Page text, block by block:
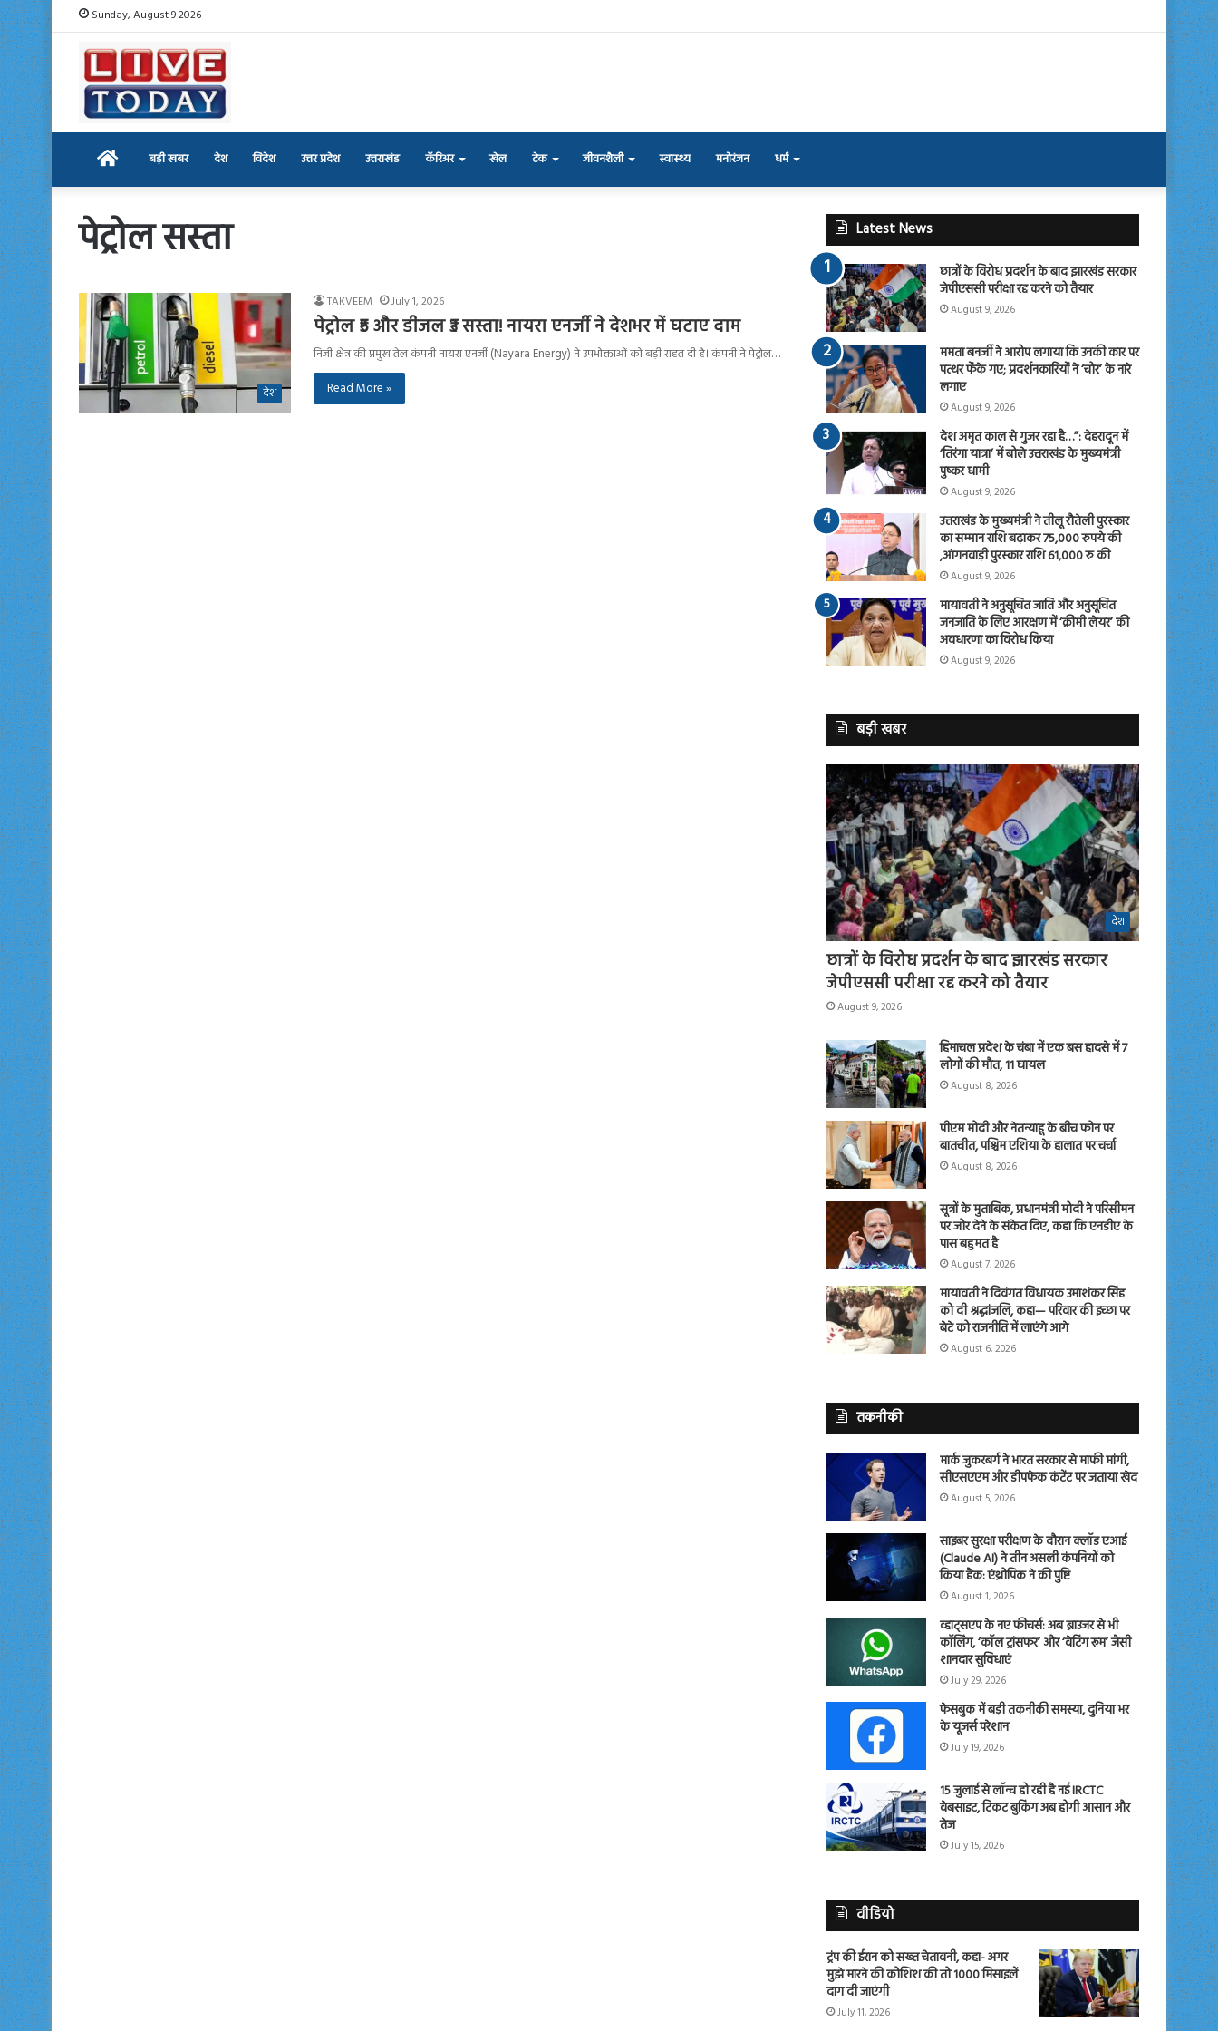
Sunday, August 9 2026
Home बड़ी खबर देश विदेश उत्तर प्रदेश उत्तराखंड कॅरिअर खेल टेक जीवनशैली स्वास्थ्य मनोरंजन धर्म
पेट्रोल सस्ता
देश
TAKVEEM July 1, 2026
पेट्रोल ₹5 और डीजल ₹3 सस्ता! नायरा एनर्जी ने देशभर में घटाए दाम
निजी क्षेत्र की प्रमुख तेल कंपनी नायरा एनर्जी (Nayara Energy) ने उपभोक्ताओं को बड़ी राहत दी है। कंपनी ने पेट्रोल…
Read More »
Latest News
छात्रों के विरोध प्रदर्शन के बाद झारखंड सरकार
जेपीएससी परीक्षा रद्द करने को तैयार
August 9, 2026
ममता बनर्जी ने आरोप लगाया कि उनकी कार पर
पत्थर फेंके गए; प्रदर्शनकारियों ने ‘चोर’ के नारे
लगाए
August 9, 2026
देश अमृत काल से गुजर रहा है…”: देहरादून में
‘तिरंगा यात्रा’ में बोले उत्तराखंड के मुख्यमंत्री
पुष्कर धामी
August 9, 2026
उत्तराखंड के मुख्यमंत्री ने तीलू रौतेली पुरस्कार
का सम्मान राशि बढ़ाकर 75,000 रुपये की
,आंगनवाड़ी पुरस्कार राशि 61,000 रु की
August 9, 2026
मायावती ने अनुसूचित जाति और अनुसूचित
जनजाति के लिए आरक्षण में ‘क्रीमी लेयर’ की
अवधारणा का विरोध किया
August 9, 2026
बड़ी खबर
देश
छात्रों के विरोध प्रदर्शन के बाद झारखंड सरकार
जेपीएससी परीक्षा रद्द करने को तैयार
August 9, 2026
हिमाचल प्रदेश के चंबा में एक बस हादसे में 7
लोगों की मौत, 11 घायल
August 8, 2026
पीएम मोदी और नेतन्याहू के बीच फोन पर
बातचीत, पश्चिम एशिया के हालात पर चर्चा
August 8, 2026
सूत्रों के मुताबिक, प्रधानमंत्री मोदी ने परिसीमन
पर जोर देने के संकेत दिए, कहा कि एनडीए के
पास बहुमत है
August 7, 2026
मायावती ने दिवंगत विधायक उमाशंकर सिंह
को दी श्रद्धांजलि, कहा— परिवार की इच्छा पर
बेटे को राजनीति में लाएंगे आगे
August 6, 2026
तकनीकी
मार्क जुकरबर्ग ने भारत सरकार से माफी मांगी,
सीएसएएम और डीपफेक कंटेंट पर जताया खेद
August 5, 2026
साइबर सुरक्षा परीक्षण के दौरान क्लॉड एआई
(Claude AI) ने तीन असली कंपनियों को
किया हैक: एंथ्रोपिक ने की पुष्टि
August 1, 2026
व्हाट्सएप के नए फीचर्स: अब ब्राउजर से भी
कॉलिंग, ‘कॉल ट्रांसफर’ और ‘वेटिंग रूम’ जैसी
शानदार सुविधाएं
July 29, 2026
फेसबुक में बड़ी तकनीकी समस्या, दुनिया भर
के यूजर्स परेशान
July 19, 2026
15 जुलाई से लॉन्च हो रही है नई IRCTC
वेबसाइट, टिकट बुकिंग अब होगी आसान और
तेज
July 15, 2026
वीडियो
ट्रंप की ईरान को सख्त चेतावनी, कहा- अगर
मुझे मारने की कोशिश की तो 1000 मिसाइलें
दाग दी जाएंगी
July 11, 2026